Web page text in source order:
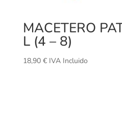
MACETERO
L (4 – 8)
18,90 € IVA Incluido